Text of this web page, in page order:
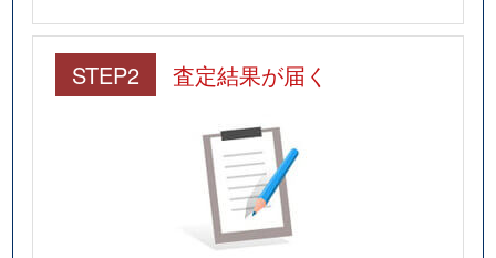
STEP2 査定結果が届く